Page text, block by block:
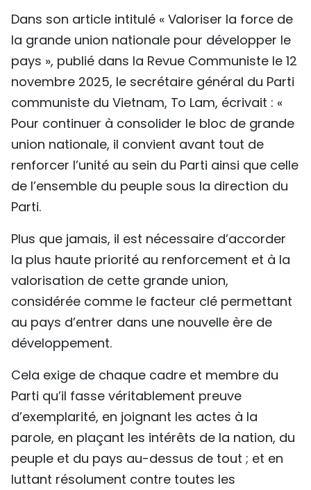
Dans son article intitulé « Valoriser la force de
la grande union nationale pour développer le
pays », publié dans la Revue Communiste le 12
novembre 2025, le secrétaire général du Parti
communiste du Vietnam, To Lam, écrivait : «
Pour continuer à consolider le bloc de grande
union nationale, il convient avant tout de
renforcer l’unité au sein du Parti ainsi que celle
de l’ensemble du peuple sous la direction du
Parti.
Plus que jamais, il est nécessaire d’accorder
la plus haute priorité au renforcement et à la
valorisation de cette grande union,
considérée comme le facteur clé permettant
au pays d’entrer dans une nouvelle ère de
développement.
Cela exige de chaque cadre et membre du
Parti qu’il fasse véritablement preuve
d’exemplarité, en joignant les actes à la
parole, en plaçant les intérêts de la nation, du
peuple et du pays au-dessus de tout ; et en
luttant résolument contre toutes les